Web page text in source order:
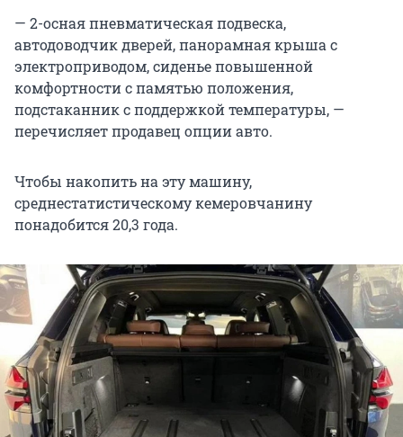
— 2-осная пневматическая подвеска,
автодоводчик дверей, панорамная крыша с
электроприводом, сиденье повышенной
комфортности с памятью положения,
подстаканник с поддержкой температуры, —
перечисляет продавец опции авто.
Чтобы накопить на эту машину,
среднестатистическому кемеровчанину
понадобится 20,3 года.